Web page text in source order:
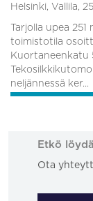
Helsinki, Vallila,
Tarjolla upea 251
toimistotila
Kuortaneenkatu
neljännessä ker...
Etkö
Ota